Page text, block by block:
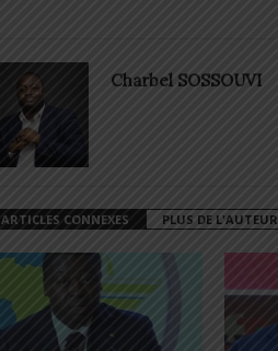
Charbel SOSSOUVI
ARTICLES CONNEXES PLUS DE L'AUTEUR